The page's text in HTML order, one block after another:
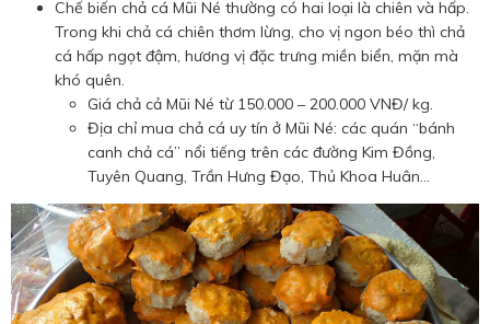
Chế biến chả cá Mũi Né thường có hai loại là chiên và hấp.
Trong khi chả cá chiên thơm lừng, cho vị ngon béo thì chả
cá hấp ngọt đậm, hương vị đặc trưng miền biển, mặn mà
khó quên.
Giá chả cả Mũi Né từ 150.000 – 200.000 VNĐ/ kg.
Địa chỉ mua chả cá uy tín ở Mũi Né: các quán “bánh
canh chả cá” nổi tiếng trên các đường Kim Đồng,
Tuyên Quang, Trần Hưng Đạo, Thủ Khoa Huân…